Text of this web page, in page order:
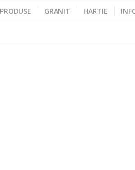
PRODUSE GRANIT HARTIE